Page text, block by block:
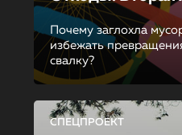
Почему заглохла
избежать
свалку?
СПЕЦПРОЕКТ